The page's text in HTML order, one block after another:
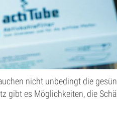
nicht unbedingt die
gibt es Möglichkeiten, die